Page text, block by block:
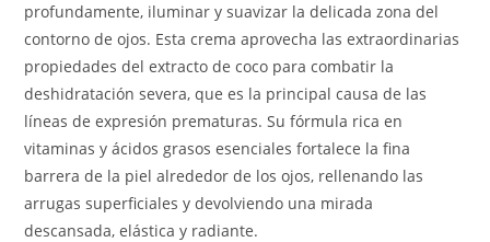
profundamente, iluminar y suavizar la delicada zona del
contorno de ojos. Esta crema aprovecha las extraordinarias
propiedades del extracto de coco para combatir la
deshidratación severa, que es la principal causa de las
líneas de expresión prematuras. Su fórmula rica en
vitaminas y ácidos grasos esenciales fortalece la fina
barrera de la piel alrededor de los ojos, rellenando las
arrugas superficiales y devolviendo una mirada
descansada, elástica y radiante.